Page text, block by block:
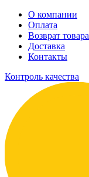
О компании
Оплата
Возврат товара
Доставка
Контакты
Контроль качества